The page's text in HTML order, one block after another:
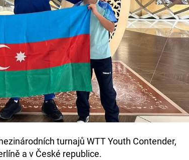
turnajů WTT Youth Contender,
a v České republice.